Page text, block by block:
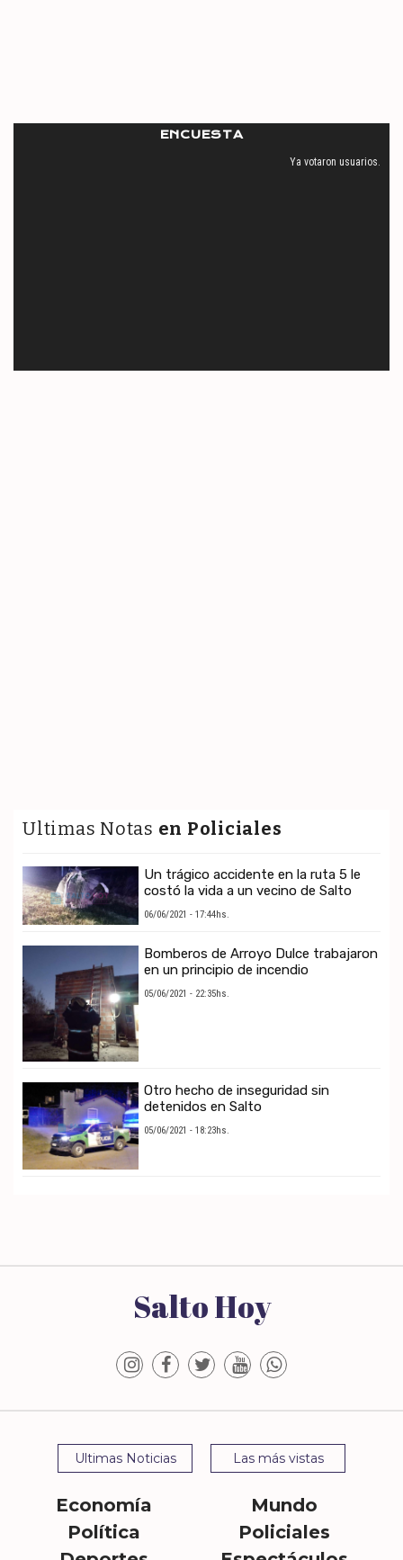
ENCUESTA
Ya votaron usuarios.
Ultimas Notas en Policiales
Un trágico accidente en la ruta 5 le
costó la vida a un vecino de Salto
06/06/2021 - 17:44hs.
Bomberos de Arroyo Dulce trabajaron
en un principio de incendio
05/06/2021 - 22:35hs.
Otro hecho de inseguridad sin
detenidos en Salto
05/06/2021 - 18:23hs.
Salto Hoy
Ultimas Noticias Las más vistas
Economía
Mundo
Política
Policiales